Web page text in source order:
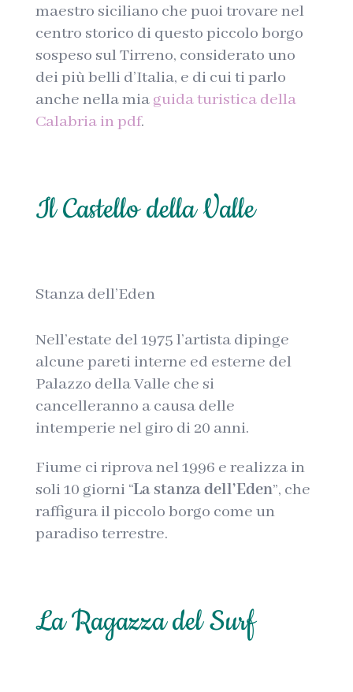
maestro siciliano che puoi trovare nel
centro storico di questo piccolo borgo
sospeso sul Tirreno, considerato uno
dei più belli d’Italia, e di cui ti parlo
anche nella mia guida turistica della
Calabria in pdf.
Il Castello della Valle
Stanza dell’Eden
Nell’estate del 1975 l’artista dipinge
alcune pareti interne ed esterne del
Palazzo della Valle che si
cancelleranno a causa delle
intemperie nel giro di 20 anni.
Fiume ci riprova nel 1996 e realizza in
soli 10 giorni “La stanza dell’Eden”, che
raffigura il piccolo borgo come un
paradiso terrestre.
La Ragazza del Surf